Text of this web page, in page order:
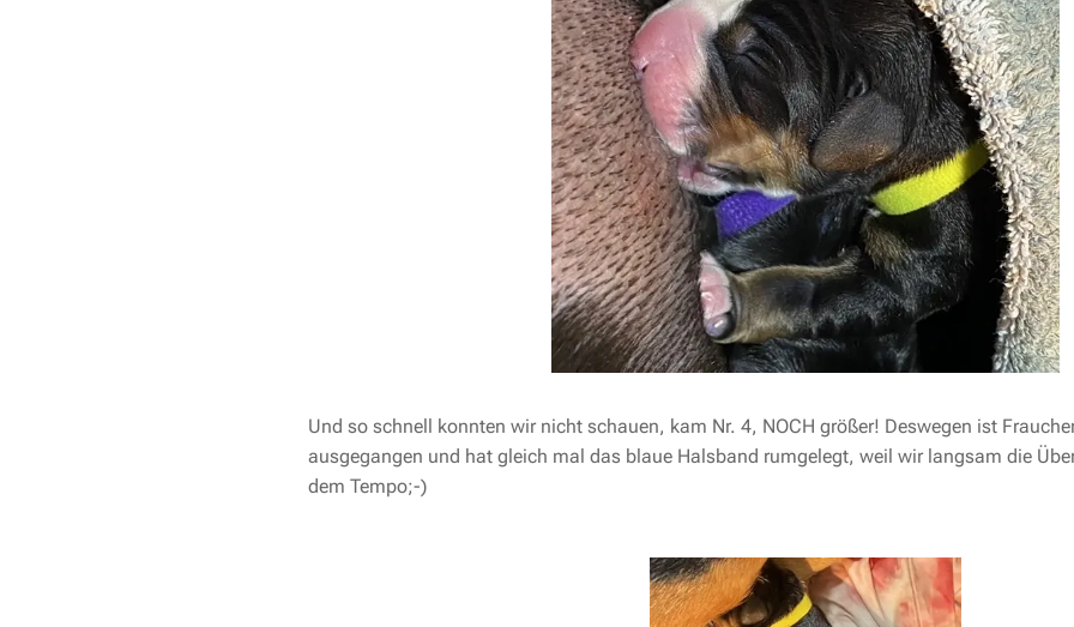
Und so schnell konnten wir nicht schauen, kam Nr. 4, NOCH größer! Deswegen ist
ausgegangen und hat gleich mal das blaue Halsband rumgelegt, weil wir langsam die
dem Tempo;-)